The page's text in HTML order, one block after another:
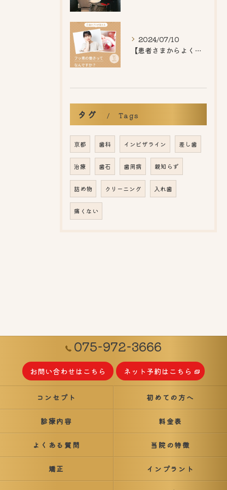
2024/07/10
【患者さまからよくいただくご質問】
タグ Tags
京都 歯科 インビザライン 差し歯
治療 歯石 歯周病 親知らず
詰め物 クリーニング 入れ歯
痛くない
075-972-3666
お問い合わせはこちら ネット予約はこちら
コンセプト 初めての方へ
診療内容 料金表
よくある質問 当院の特徴
矯正 インプラント